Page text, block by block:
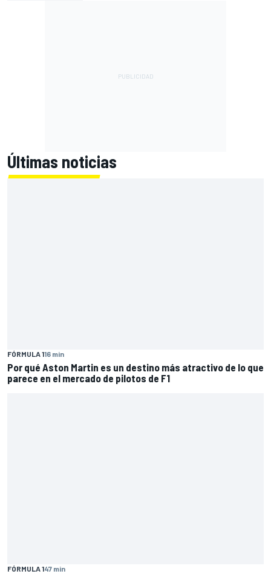
Últimas noticias
FÓRMULA 116 min
Por qué Aston Martin es un destino más atractivo de lo que
parece en el mercado de pilotos de F1
FÓRMULA 147 min